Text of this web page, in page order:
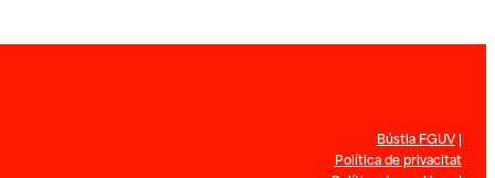
Bústia FGUV|
Política de privacitat